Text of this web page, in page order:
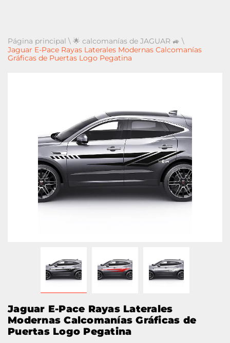
Página principal \ 🌟 calcomanías de JAGUAR 🚙 \
Jaguar E-Pace Rayas Laterales Modernas Calcomanías
Gráficas de Puertas Logo Pegatina
Jaguar E-Pace Rayas Laterales
Modernas Calcomanías Gráficas de
Puertas Logo Pegatina